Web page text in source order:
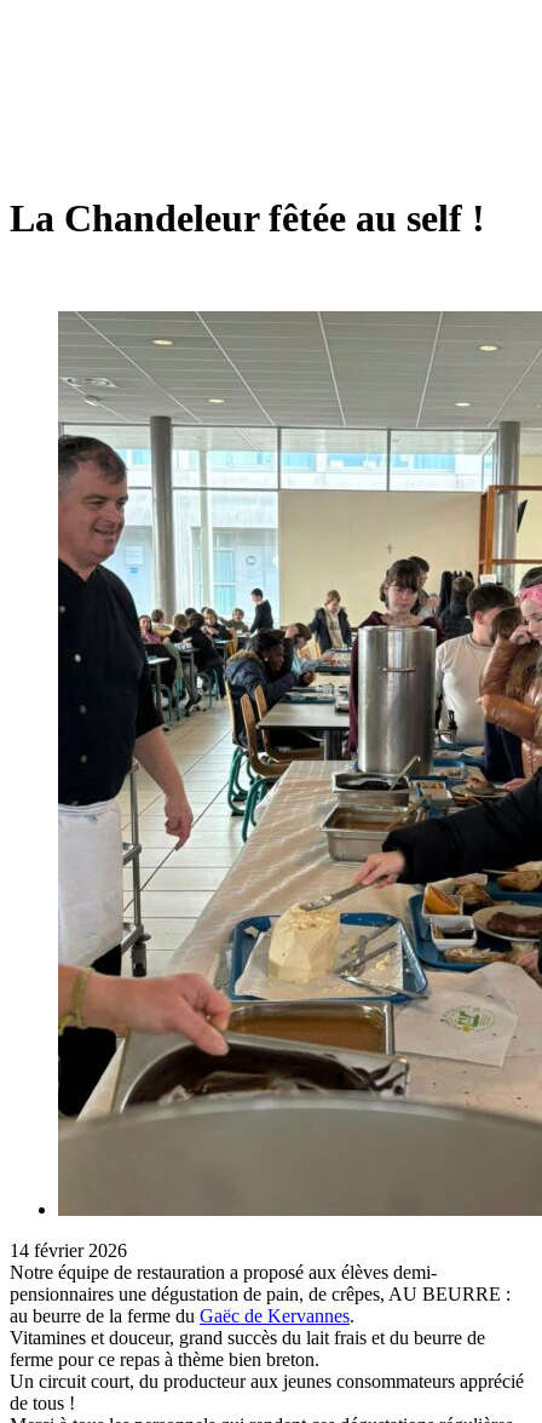
La Chandeleur fêtée au self !
14 février 2026
Notre équipe de restauration a proposé aux élèves demi-
pensionnaires une dégustation de pain, de crêpes, AU BEURRE :
au beurre de la ferme du Gaëc de Kervannes.
Vitamines et douceur, grand succès du lait frais et du beurre de
ferme pour ce repas à thème bien breton.
Un circuit court, du producteur aux jeunes consommateurs apprécié
de tous !